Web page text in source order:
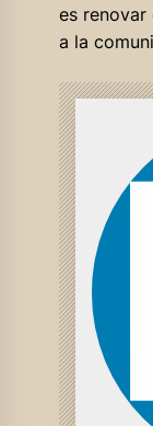
es renovar
a la